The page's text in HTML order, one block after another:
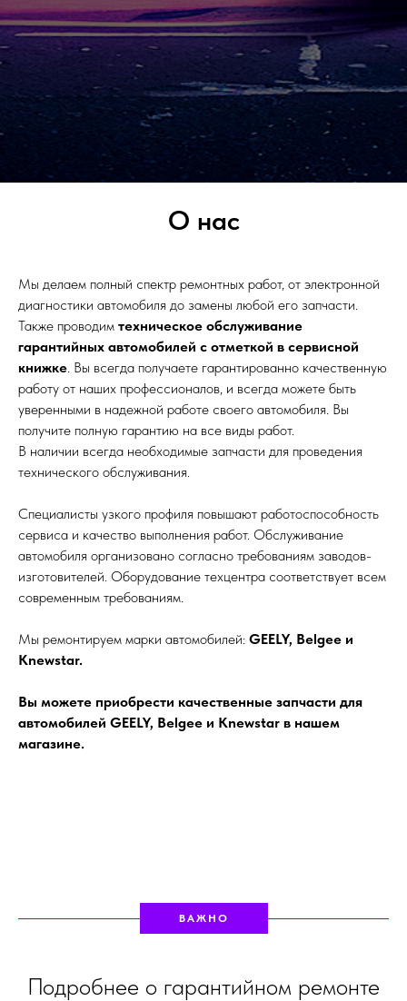
О нас
Мы делаем полный спектр ремонтных работ, от электронной
диагностики автомобиля до замены любой его запчасти.
Также проводим техническое обслуживание
гарантийных автомобилей с отметкой в сервисной
книжке. Вы всегда получаете гарантированно качественную
работу от наших профессионалов, и всегда можете быть
уверенными в надежной работе своего автомобиля. Вы
получите полную гарантию на все виды работ.
В наличии всегда необходимые запчасти для проведения
технического обслуживания.
Специалисты узкого профиля повышают работоспособность
сервиса и качество выполнения работ. Обслуживание
автомобиля организовано согласно требованиям заводов-
изготовителей. Оборудование техцентра соответствует всем
современным требованиям.
Мы ремонтируем марки автомобилей: GEELY, Belgee и
Knewstar.
Вы можете приобрести качественные запчасти для
автомобилей GEELY, Belgee и Knewstar в нашем
магазине.
ВАЖНО
Подробнее о гарантийном ремонте